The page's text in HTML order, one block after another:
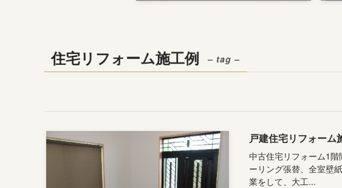
住宅リフォーム施工例 – tag –
戸建住宅リフォー
中古住宅リフォーム1
ーリング張替、全室壁
業をして、大工...